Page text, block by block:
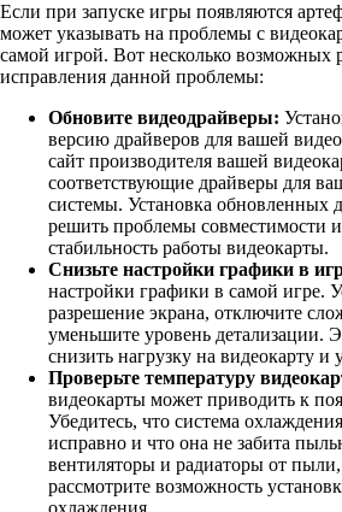
Если при запуске игры появляются
может указывать на проблемы с
самой игрой. Вот несколько возможных
исправления данной проблемы:
Обновите видеодрайверы:
версию драйверов для вашей
сайт производителя вашей
соответствующие драйверы для
системы. Установка обновленных
решить проблемы совместимости
стабильность работы видеокарты.
Снизьте настройки графики в
настройки графики в самой игре.
разрешение экрана, отключите
уменьшите уровень детализации.
снизить нагрузку на видеокарту и
Проверьте температуру
видеокарты может приводить к
Убедитесь, что система
исправно и что она не забита
вентиляторы и радиаторы от
рассмотрите возможность